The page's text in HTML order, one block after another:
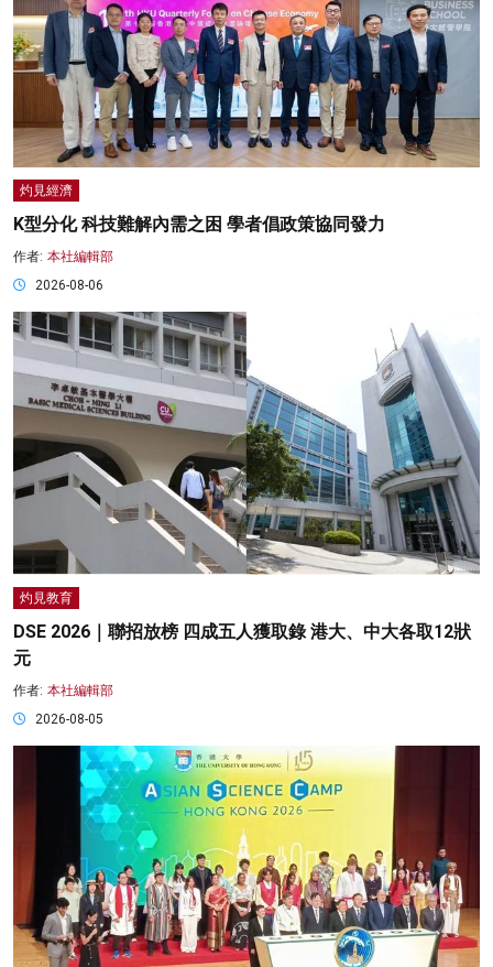
灼見經濟
K型分化 科技難解內需之困 學者倡政策協同發力
作者: 本社編輯部
2026-08-06
灼見教育
DSE 2026｜聯招放榜 四成五人獲取錄 港大、中大各取12狀
元
作者: 本社編輯部
2026-08-05